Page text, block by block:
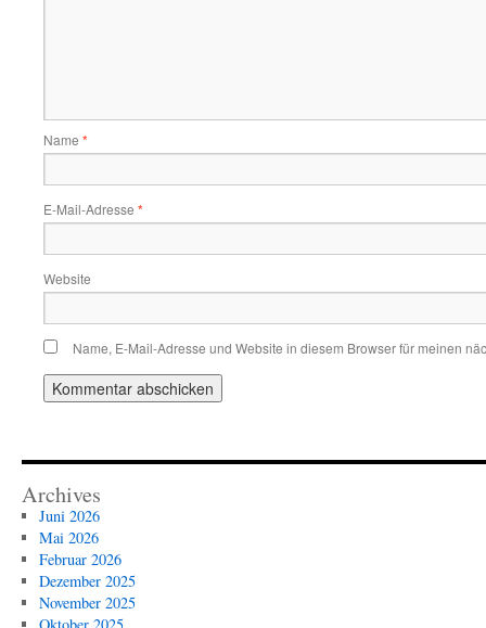
Name *
E-Mail-Adresse *
Website
Name, E-Mail-Adresse und Website in diesem Browser für meinen
Archives
Juni 2026
Mai 2026
Februar 2026
Dezember 2025
November 2025